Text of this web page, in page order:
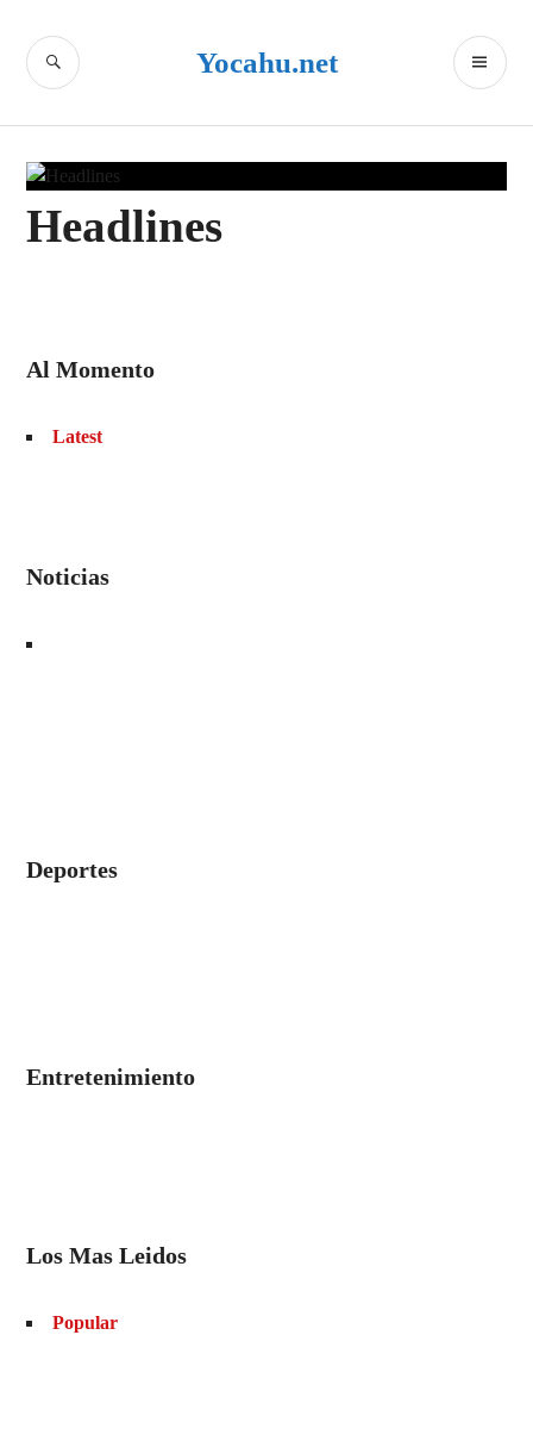
content
Yocahu.net
SEARCH
Headlines
Al Momento
Latest
Noticias
Deportes
Entretenimiento
Los Mas Leidos
Popular